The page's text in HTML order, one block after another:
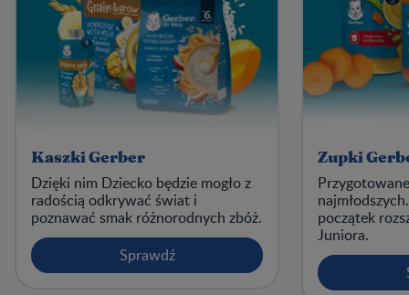
Kaszki Gerber
Dzięki nim Dziecko będzie mogło z
radością odkrywać świat i
poznawać smak różnorodnych zbóż.
Sprawdź
Zupki
początek
Juniora.